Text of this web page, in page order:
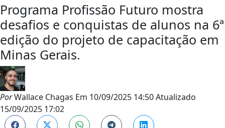
Programa Profissão Futuro mostra
desafios e conquistas de alunos na 6ª
edição do projeto de capacitação em
Minas Gerais.
PorWallace Chagas Em 10/09/2025 14:50Atualizado
15/09/2025 17:02